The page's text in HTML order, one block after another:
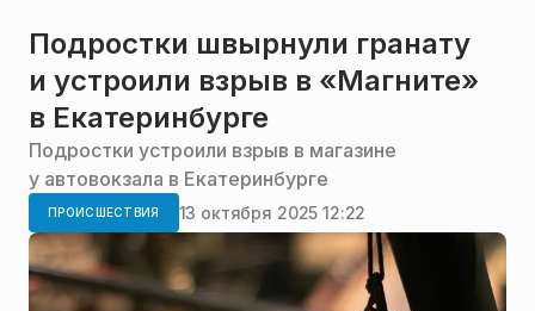
Подростки швырнули гранату
и устроили взрыв в «Магните»
в Екатеринбурге
Подростки устроили взрыв в магазине
у автовокзала в Екатеринбурге
ПРОИСШЕСТВИЯ 13 октября 2025 12:22